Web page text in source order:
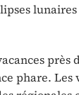
près
phare. Les